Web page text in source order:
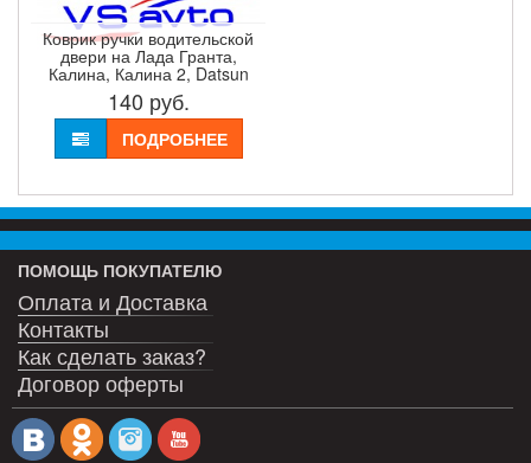
Коврик ручки водительской
двери на Лада Гранта,
Калина, Калина 2, Datsun
140 руб.
ПОДРОБНЕЕ
ПОМОЩЬ ПОКУПАТЕЛЮ
Оплата и Доставка
Контакты
Как сделать заказ?
Договор оферты